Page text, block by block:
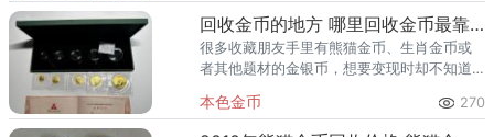
家，不用抢票挤高铁
回收金币的地方 哪里回收金币最靠谱？
很多收藏朋友手里有熊猫金币、生肖金币或
者其他题材的金银币，想要变现时却不知道
解回收金币的几种途径，以及哪里回收金币
最放心、价格最公道。一、为什
本色金币 270